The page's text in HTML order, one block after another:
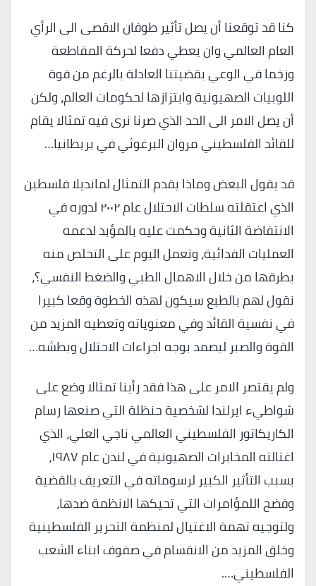
كنا قد توقعنا أن يصل تأثير طوفان الاقصى الى الرأي
العام العالمي وان يعطي دفعا لحركة المقاطعة
وزخما في الوعي بقضيتنا العادلة بالرغم من قوة
اللوبيات الصهيونية وابتزازها لحكومات العالم، ولكن
أن يصل الامر الى الحد الذي صرنا نرى فيه تمثالا يقام
للقائد الفلسطيني مروان البرغوثي في بريطانيا…
قد يقول البعض وماذا يقدم التمثال لمانديلا فلسطين
الذي اعتقلته سلطات الاحتلال عام ٢٠٠٢ لدوره في
الانتفاضة الثانية وحكمت عليه بالمؤبد لدعمه
العمليات الفدائية، وتعمل اليوم على التخلص منه
بطرقها من خلال الاهمال الطبي والضغط النفسي؟،
نقول لهم بالطبع سيكون لهذه الخطوة وقعا كبيرا
في نفسية القائد وفي معنوياته وتعطيه المزيد من
القوة والصبر ليصمد بوجه اجراءات الاحتلال وبطشه…
ولم يقتصر الامر على هذا فقد رأينا تمثالا وضع على
شواطيء ايرلندا لشخصية حنظلة التي صنعها رسام
الكاريكاتور الفلسطيني العالمي ناجي العلي، الذي
اغتالته المخابرات الصهيونية في لندن عام ١٩٨٧،
بسبب التأثير الكبير لرسوماته في التعريف بالقضية
وفضح اللمؤامرات التي تحيكها الانظمة ضدها،
ولتوجيه تهمة الاغتيال لمنظمة التحرير الفلسطينية
وخلق المزيد من الانقسام في صفوف ابناء الشعب
الفلسطيني….